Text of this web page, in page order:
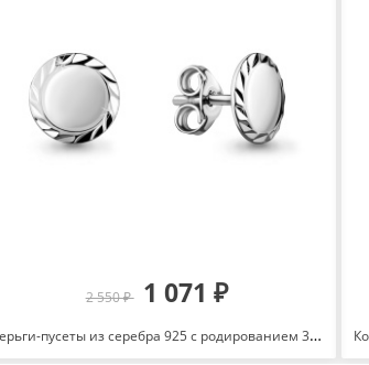
2 550 ₽ 1 071 ₽
Серьги-пусеты из серебра 925 с родированием 31140